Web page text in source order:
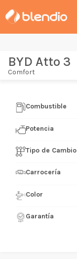
BYD Atto 3
Comfort
Combustible
Potencia
Tipo de Cambio
Carrocería
Color
Garantía